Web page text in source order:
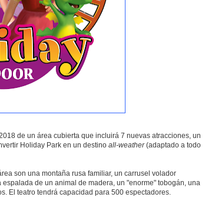
de un área cubierta que incluirá 7 nuevas atracciones, un
Holiday Park en un destino all-weather(adaptado a todo
son una montaña rusa familiar, un carrusel volador
de un animal de madera, un "enorme" tobogán, una
El teatro tendrá capacidad para 500 espectadores.